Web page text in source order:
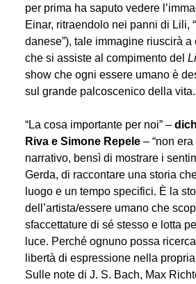
per prima ha saputo vedere
Einar, ritraendolo nei panni di Lili,
danese”), tale immagine riuscirà a
che si assiste al compimento del
show che ogni essere umano è
sul grande palcoscenico della vita.
“La cosa importante per noi” –
Riva e Simone Repele – “non
narrativo, bensì di mostrare i
Gerda, di raccontare una storia
luogo e un tempo specifici. È la
dell’artista/essere umano che
sfaccettature di sé stesso e lotta
luce. Perché ognuno possa
libertà di espressione nella propria
Sulle note di J. S. Bach, Max